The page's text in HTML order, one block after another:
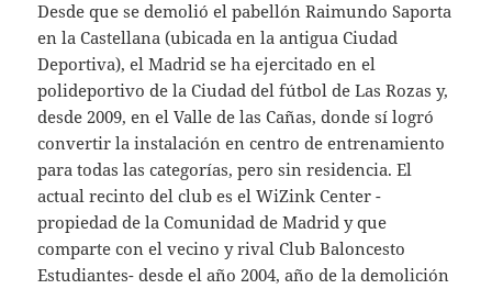
Desde que se demolió el pabellón Raimundo Saporta
en la Castellana (ubicada en la antigua Ciudad
Deportiva), el Madrid se ha ejercitado en el
polideportivo de la Ciudad del fútbol de Las Rozas y,
desde 2009, en el Valle de las Cañas, donde sí logró
convertir la instalación en centro de entrenamiento
para todas las categorías, pero sin residencia. El
actual recinto del club es el WiZink Center -
propiedad de la Comunidad de Madrid y que
comparte con el vecino y rival Club Baloncesto
Estudiantes- desde el año 2004, año de la demolición